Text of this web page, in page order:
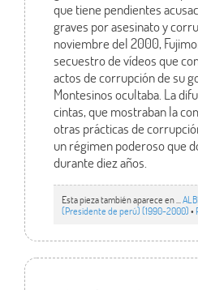
que tiene pendientes
graves por asesinato y
noviembre del 2000,
secuestro de vídeos que
actos de corrupción de su
Montesinos ocultaba. La
cintas, que mostraban la
otras prácticas de
un régimen poderoso que
durante diez años.
Esta pieza también aparece en ...
(Presidente de perú) (1990-2000)•